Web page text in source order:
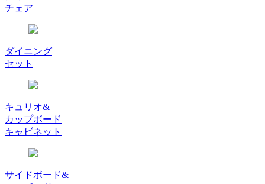
チェア
ダイニング
セット
キュリオ&
カップボード
キャビネット
サイドボード&